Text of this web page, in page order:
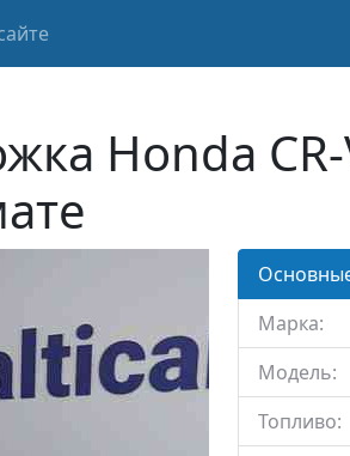
Honda
Марка:
Модель:
Топливо: